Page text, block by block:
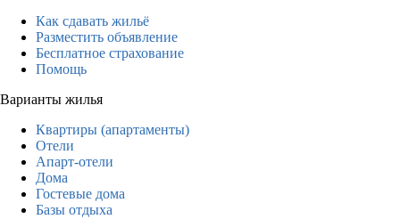
Как сдавать жильё
Разместить объявление
Бесплатное страхование
Помощь
Варианты жилья
Квартиры (апартаменты)
Отели
Апарт-отели
Дома
Гостевые дома
Базы отдыха